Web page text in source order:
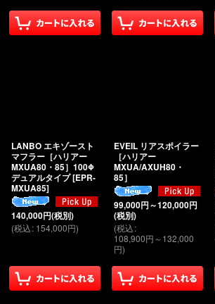
LANBO エキゾースト
マフラー［ハリアー
MXUA80・85］100Φ
デュアルタイプ[EPR-
MXUA85]
140,000円(税別)
(税込: 154,000円)
EVEIL リアスポイラー
［ハリアー
MXUA/AXUH80・
85］
99,000円～120,000円
(税別)
(税込:
108,900円～132,000
円)